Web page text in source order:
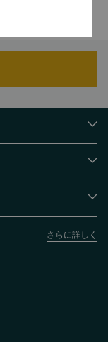
さらに詳しく